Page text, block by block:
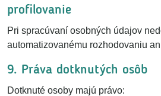
profilovanie
Pri spracúvaní osobných údajov
automatizovanému rozhodovaniu
9. Práva dotknutých osôb
Dotknuté osoby majú právo: